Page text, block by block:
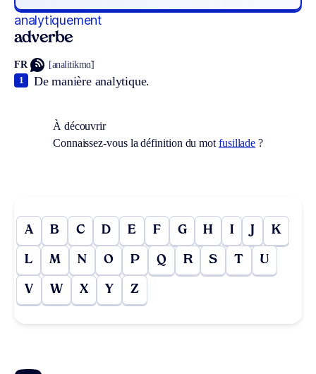
analytiquement
adverbe
FR [analitikmɑ̃]
De manière analytique.
1
À découvrir
Connaissez-vous la définition du mot fusillade ?
A B C D E F G H I J K
L M N O P Q R S T U
V W X Y Z